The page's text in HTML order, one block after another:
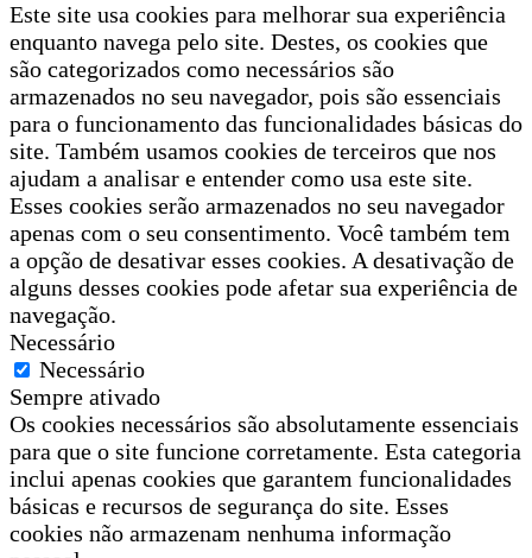
Este site usa cookies para melhorar sua experiência
enquanto navega pelo site. Destes, os cookies que
são categorizados como necessários são
armazenados no seu navegador, pois são essenciais
para o funcionamento das funcionalidades básicas do
site. Também usamos cookies de terceiros que nos
ajudam a analisar e entender como usa este site.
Esses cookies serão armazenados no seu navegador
apenas com o seu consentimento. Você também tem
a opção de desativar esses cookies. A desativação de
alguns desses cookies pode afetar sua experiência de
navegação.
Necessário
Necessário
Sempre ativado
Os cookies necessários são absolutamente essenciais
para que o site funcione corretamente. Esta categoria
inclui apenas cookies que garantem funcionalidades
básicas e recursos de segurança do site. Esses
cookies não armazenam nenhuma informação